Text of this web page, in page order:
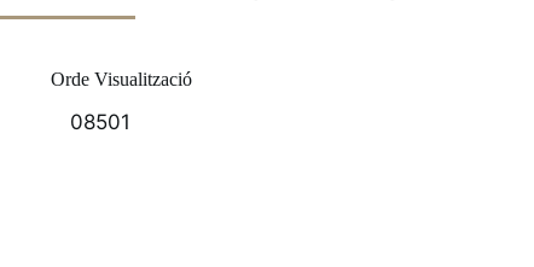
Orde Visualització
08501